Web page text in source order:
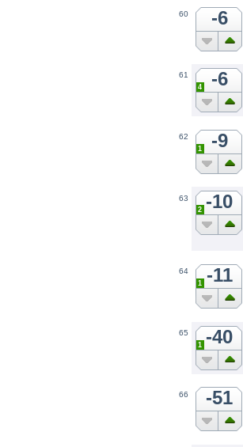
60 -6
61 -6
4
62 -9
1
63 -10
2
64 -11
1
65 -40
1
66 -51